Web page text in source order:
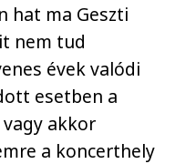
hat ma Geszti
nem tud
évek valódi
esetben a
akkor
a koncerthely